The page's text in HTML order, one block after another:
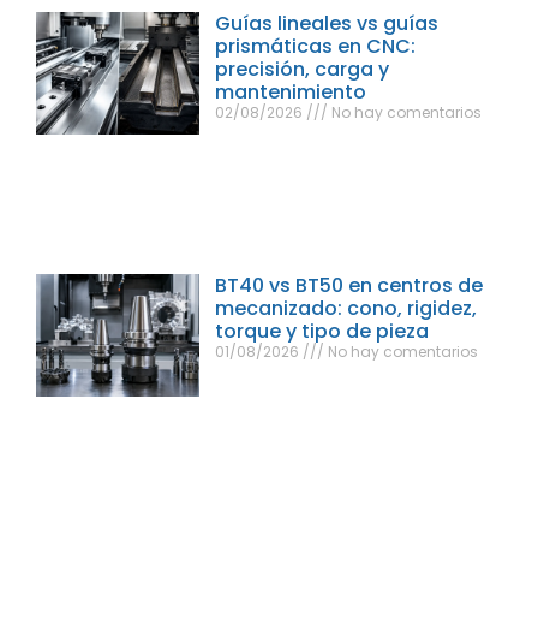
Guías lineales vs guías
prismáticas en CNC:
precisión, carga y
mantenimiento
02/08/2026 No hay comentarios
BT40 vs BT50 en centros de
mecanizado: cono, rigidez,
torque y tipo de pieza
01/08/2026 No hay comentarios